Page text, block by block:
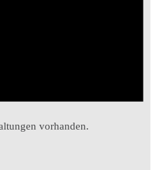
vorhanden.